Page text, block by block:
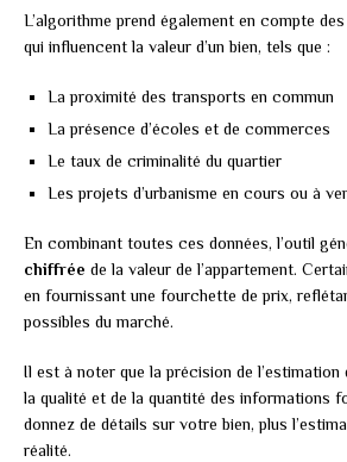
L’algorithme prend également en compte des
qui influencent la valeur d’un bien, tels que :
La proximité des transports en commun
La présence d’écoles et de commerces
Le taux de criminalité du quartier
Les projets d’urbanisme en cours ou à
En combinant toutes ces données, l’outil
chiffrée de la valeur de l’appartement.
en fournissant une fourchette de prix,
possibles du marché.
Il est à noter que la précision de l’estimation
la qualité et de la quantité des informations
donnez de détails sur votre bien, plus
réalité.